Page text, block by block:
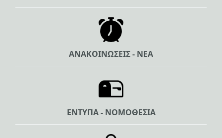
ΑΝΑΚΟΙΝΩΣΕΙΣ - ΝΕΑ
ΕΝΤΥΠΑ - ΝΟΜΟΘΕΣΙΑ